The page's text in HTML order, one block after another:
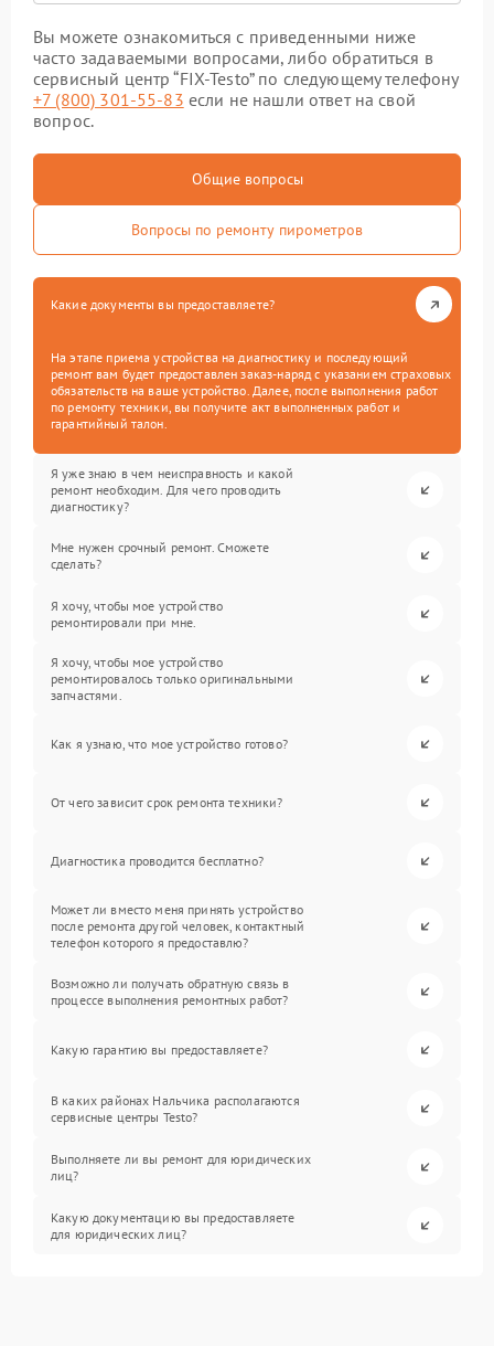
Вы можете ознакомиться с приведенными ниже
часто задаваемыми вопросами, либо обратиться в
сервисный центр “FIX-Testo” по следующему телефону
+7 (800) 301-55-83 если не нашли ответ на свой
вопрос.
Общие вопросы
Вопросы по ремонту пирометров
Какие документы вы предоставляете?
На этапе приема устройства на диагностику и последующий
ремонт вам будет предоставлен заказ-наряд с указанием страховых
обязательств на ваше устройство. Далее, после выполнения работ
по ремонту техники, вы получите акт выполненных работ и
гарантийный талон.
Я уже знаю в чем неисправность и какой
ремонт необходим. Для чего проводить
диагностику?
Мне нужен срочный ремонт. Сможете
сделать?
Я хочу, чтобы мое устройство
ремонтировали при мне.
Я хочу, чтобы мое устройство
ремонтировалось только оригинальными
запчастями.
Как я узнаю, что мое устройство готово?
От чего зависит срок ремонта техники?
Диагностика проводится бесплатно?
Может ли вместо меня принять устройство
после ремонта другой человек, контактный
телефон которого я предоставлю?
Возможно ли получать обратную связь в
процессе выполнения ремонтных работ?
Какую гарантию вы предоставляете?
В каких районах Нальчика располагаются
сервисные центры Testo?
Выполняете ли вы ремонт для юридических
лиц?
Какую документацию вы предоставляете
для юридических лиц?